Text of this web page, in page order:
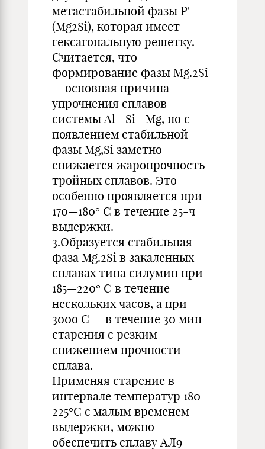
метастабильной фазы Р'
(Mg2Si), которая имеет
гексагональную решетку.
Считается, что
формирование фазы Mg.2Si
— основная причина
упрочнения сплавов
системы Al—Si—Mg, но с
появлением стабильной
фазы Mg,Si заметно
снижается жаропрочность
тройных сплавов. Это
особенно проявляется при
170—180° С в течение 25-ч
выдержки.
3.Образуется стабильная
фаза Mg.2Si в закаленных
сплавах типа силумин при
185—220° С в течение
нескольких часов, а при
300о С — в течение 30 мин
старения с резким
снижением прочности
сплава.
Применяя старение в
интервале температур 180—
225°С с малым временем
выдержки, можно
обеспечить сплаву АЛ9